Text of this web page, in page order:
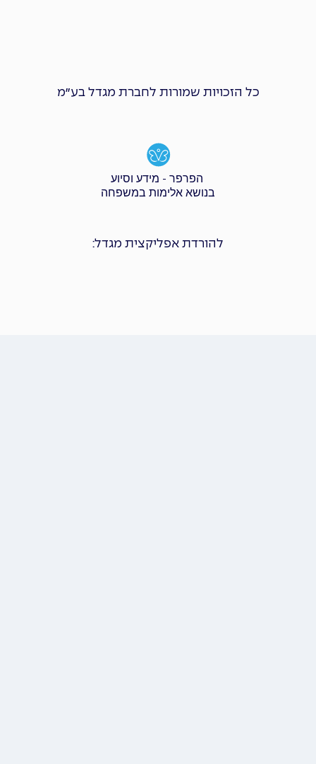
כל הזכויות שמורות לחברת מגדל בע״מ
הפרפר - מידע וסיוע
בנושא אלימות במשפחה
להורדת אפליקצית מגדל: